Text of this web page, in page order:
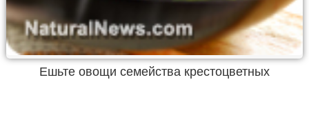
Ешьте овощи семейства крестоцветных